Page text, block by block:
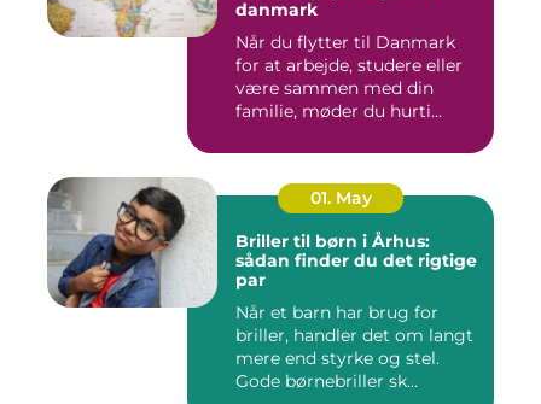
danmark
Når du flytter til Danmark
for at arbejde, studere eller
være sammen med din
familie, møder du hurti...
01. May
Briller til børn i Århus:
sådan finder du det rigtige
par
Når et barn har brug for
briller, handler det om langt
mere end styrke og stel.
Gode børnebriller sk...